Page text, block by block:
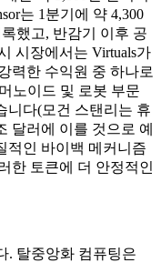
는 1분기에 약 4,300
했고, 반감기 이후 공
시장에서는 Virtuals가
력한 수익원 중 하나로
노이드 및 로봇 부문
니다(모건 스탠리는 휴
달러에 이를 것으로 예
적인 바이백 메커니즘
한 토큰에 더 안정적인
. 탈중앙화 컴퓨팅은